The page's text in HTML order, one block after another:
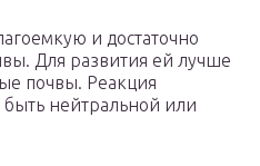
и достаточно
Для развития ей лучше
почвы. Реакция
нейтральной или